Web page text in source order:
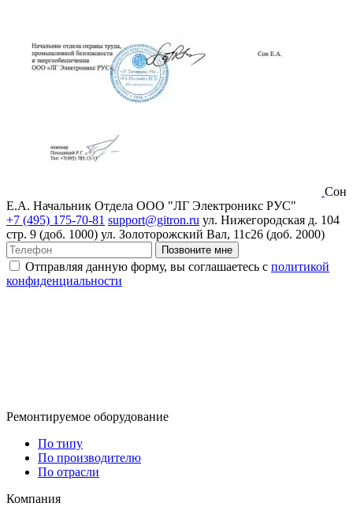
Сон
Е.А. Начальник Отдела ООО "ЛГ Электроникс РУС"
+7 (495) 175-70-81 support@gitron.ru ул. Нижегородская д. 104
стр. 9 (доб. 1000) ул. Золоторожский Вал, 11с26 (доб. 2000)
Позвоните мне
Отправляя данную форму, вы соглашаетесь с политикой
конфиденциальности
Ремонтируемое оборудование
По типу
По производителю
По отрасли
Компания